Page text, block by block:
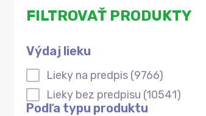
FILTROVAŤ PRODUKTY
Výdaj lieku
Výdaj lieku
Lieky na predpis (9766)
Lieky bez predpisu (10541)
Podľa typu produktu